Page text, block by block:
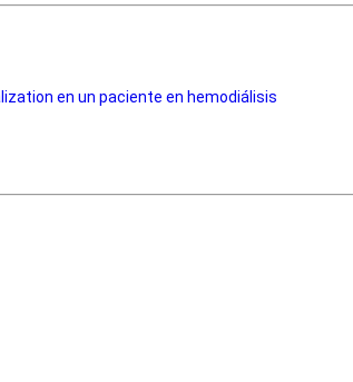
en un paciente en hemodiálisis